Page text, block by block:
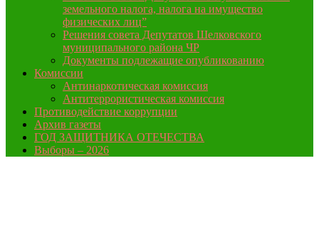
земельного налога, налога на имущество
физических лиц”
Решения совета Депутатов Шелковского
муниципального района ЧР
Документы подлежащие опубликованию
Комиссии
Антинаркотическая комиссия
Антитеррористическая комиссия
Противодействие коррупции
Архив газеты
ГОД ЗАЩИТНИКА ОТЕЧЕСТВА
Выборы – 2026